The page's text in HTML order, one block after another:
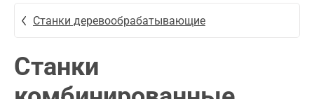
Станки деревообрабатывающие
Станки